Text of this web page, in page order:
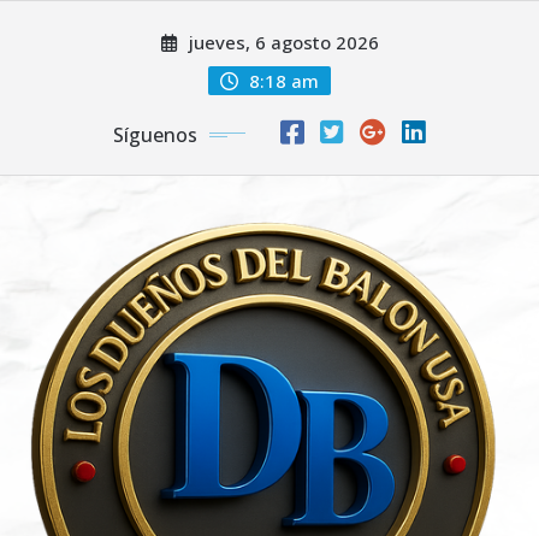
jueves, 6 agosto 2026
8:18 am
Síguenos